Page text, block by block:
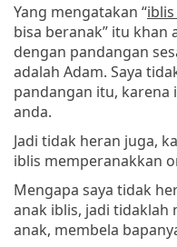
Yang mengatakan “
bisa beranak” itu khan
dengan pandangan
adalah Adam. Saya
pandangan itu,
anda.
Jadi tidak heran juga,
iblis memperanakkan
Mengapa saya tidak
anak iblis, jadi tidaklah
anak, membela